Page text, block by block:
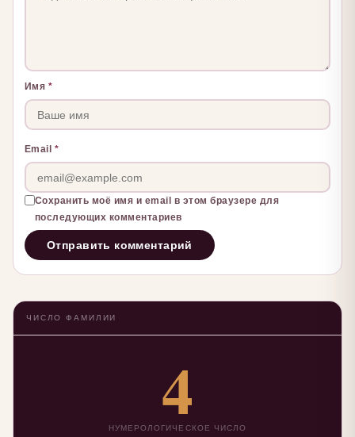
Имя *
Email *
Сохранить моё имя и email в этом браузере для
последующих комментариев
ЧИСЛО ФАМИЛИИ
4
НУМЕРОЛОГИЧЕСКОЕ ЧИСЛО